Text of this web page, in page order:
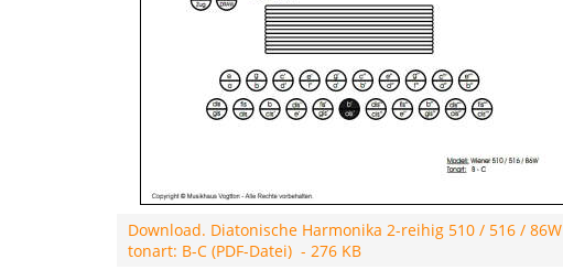
Download. Diatonische Harmonika 2-reihig 510 / 516 / 86W
tonart: B-C (PDF-Datei) - 276 KB